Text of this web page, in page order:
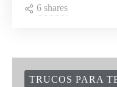
6 shares
TRUCOS PARA